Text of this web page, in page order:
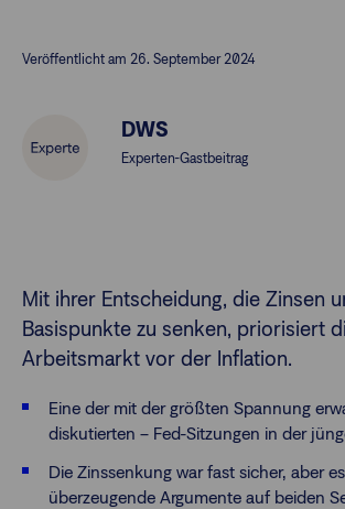
Anlegende
Newsletter
Veröffentlicht am 26. September 2024
DWS
Experten-Gastbeitrag
Mit ihrer Entscheidung, die Zinsen
Basispunkte zu senken, priorisiert
Arbeitsmarkt vor der Inflation.
Eine der mit der größten Spannung
diskutierten – Fed-Sitzungen in der
Die Zinssenkung war fast sicher, aber
überzeugende Argumente auf beiden